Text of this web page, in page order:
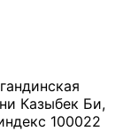
Казыбек Би,
100022